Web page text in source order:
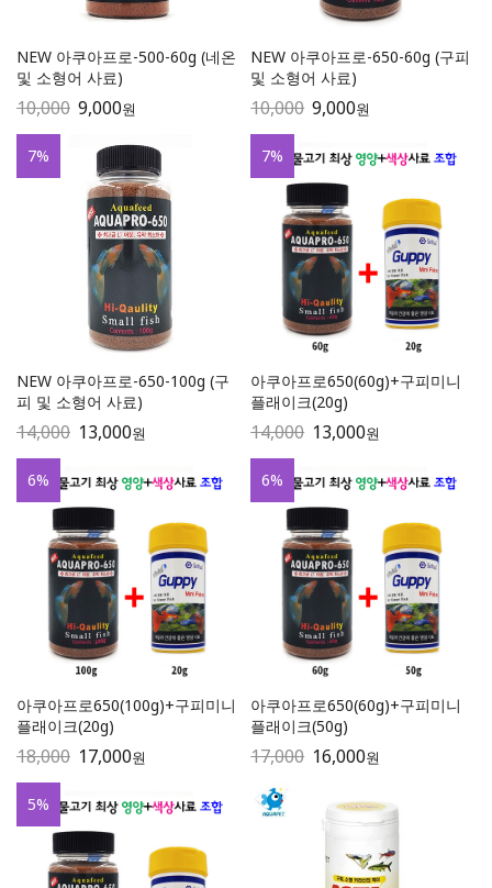
NEW 아쿠아프로-500-60g (네온
및 소형어 사료)
10,000 9,000원
NEW 아쿠아프로-650-60g (구피
및 소형어 사료)
10,000 9,000원
7%
NEW 아쿠아프로-650-100g (구
피 및 소형어 사료)
14,000 13,000원
7%
아쿠아프로650(60g)+구피미니
플래이크(20g)
14,000 13,000원
6%
아쿠아프로650(100g)+구피미니
플래이크(20g)
18,000 17,000원
6%
아쿠아프로650(60g)+구피미니
플래이크(50g)
17,000 16,000원
5%